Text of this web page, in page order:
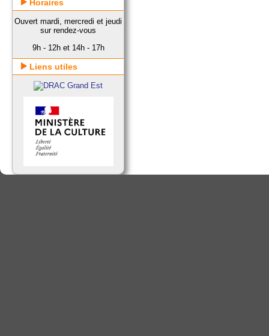
Horaires
Ouvert mardi, mercredi et jeudi
sur rendez-vous
9h - 12h et 14h - 17h
Liens utiles